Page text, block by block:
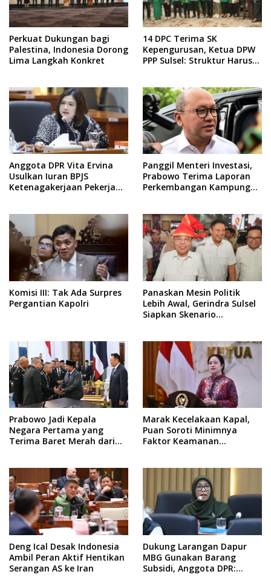
Perkuat Dukungan bagi
Palestina, Indonesia Dorong
Lima Langkah Konkret
14 DPC Terima SK
Kepengurusan, Ketua DPW
PPP Sulsel: Struktur Harus
Anggota DPR Vita Ervina
Usulkan Iuran BPJS
Ketenagakerjaan Pekerja
Panggil Menteri Investasi,
Prabowo Terima Laporan
Perkembangan Kampung
Komisi III: Tak Ada Surpres
Pergantian Kapolri
Panaskan Mesin Politik
Lebih Awal, Gerindra Sulsel
Siapkan Skenario
Prabowo Jadi Kepala
Negara Pertama yang
Terima Baret Merah dari
Marak Kecelakaan Kapal,
Puan Soroti Minimnya
Faktor Keamanan
Deng Ical Desak Indonesia
Ambil Peran Aktif Hentikan
Serangan AS ke Iran
Dukung Larangan Dapur
MBG Gunakan Barang
Subsidi, Anggota DPR: